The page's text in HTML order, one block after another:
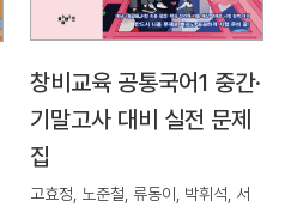
창비교육 공통국어1 중간·
기말고사 대비 실전 문제
집
고효정, 노준철, 류동이, 박휘석, 서